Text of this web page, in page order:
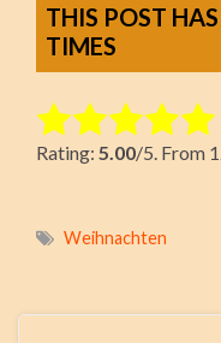
THIS POST
TIMES
Rate this item:
Submit Rating
Rating: 5.00/5. From
Weihnachten